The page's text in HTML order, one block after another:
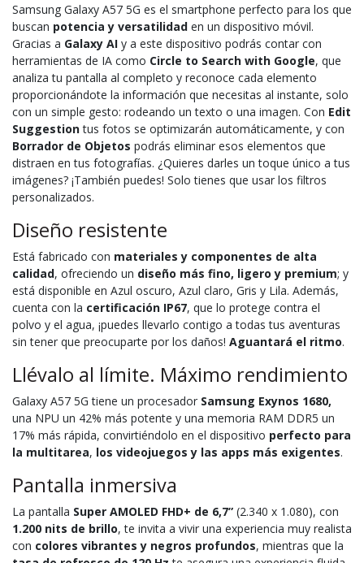
Samsung Galaxy A57 5G es el smartphone perfecto para los que
buscan potencia y versatilidad en un dispositivo móvil.
Gracias a Galaxy AI y a este dispositivo podrás contar con
herramientas de IA como Circle to Search with Google, que
analiza tu pantalla al completo y reconoce cada elemento
proporcionándote la información que necesitas al instante, solo
con un simple gesto: rodeando un texto o una imagen. Con Edit
Suggestiontus fotos se optimizarán automáticamente, y con
Borrador de Objetos podrás eliminar esos elementos que
distraen en tus fotografías. ¿Quieres darles un toque único a tus
imágenes? ¡También puedes! Solo tienes que usar los filtros
personalizados.
Diseño resistente
Está fabricado con materiales y componentes de alta
calidad, ofreciendo un diseño más fino, ligero y premium; y
está disponible en Azul oscuro, Azul claro, Gris y Lila. Además,
cuenta con la certificación IP67, que lo protege contra el
polvo y el agua, ¡puedes llevarlo contigo a todas tus aventuras
sin tener que preocuparte por los daños! Aguantará el ritmo.
Llévalo al límite. Máximo rendimiento
Galaxy A57 5G tiene un procesador Samsung Exynos 1680,
una NPU un 42% más potente y una memoria RAM DDR5 un
17% más rápida, convirtiéndolo en el dispositivo perfecto para
la multitarea, los videojuegos y las apps más exigentes.
Pantalla inmersiva
La pantalla Super AMOLED FHD+ de 6,7” (2.340 x 1.080), con
1.200 nits de brillo, te invita a vivir una experiencia muy realista
con colores vibrantes y negros profundos, mientras que la